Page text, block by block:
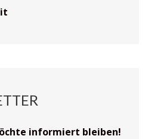
informiert bleiben!